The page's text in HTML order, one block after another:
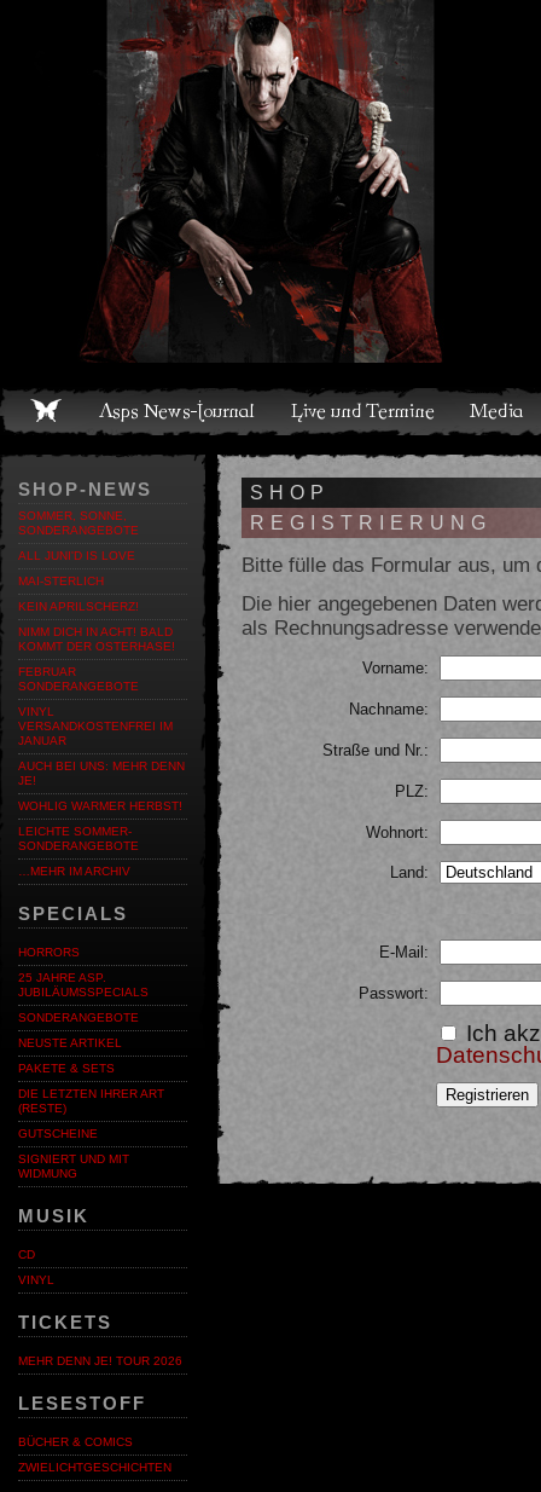
Live und Termine Media Shop Band Discografie
SHOP-NEWS
SOMMER, SONNE,
SONDERANGEBOTE
ALL JUNI'D IS LOVE
MAI-STERLICH
KEIN APRILSCHERZ!
NIMM DICH IN ACHT! BALD
KOMMT DER OSTERHASE!
FEBRUAR
SONDERANGEBOTE
VINYL
VERSANDKOSTENFREI IM
JANUAR
AUCH BEI UNS: MEHR DENN
JE!
WOHLIG WARMER HERBST!
LEICHTE SOMMER-
SONDERANGEBOTE
…MEHR IM ARCHIV
SPECIALS
HORRORS
25 JAHRE ASP.
JUBILÄUMSSPECIALS
SONDERANGEBOTE
NEUSTE ARTIKEL
PAKETE & SETS
DIE LETZTEN IHRER ART
(RESTE)
GUTSCHEINE
SIGNIERT UND MIT
WIDMUNG
MUSIK
CD
VINYL
TICKETS
MEHR DENN JE! TOUR 2026
LESESTOFF
BÜCHER & COMICS
ZWIELICHTGESCHICHTEN
SHOP
REGISTRIERUNG
Bitte fülle das Formular aus, um
Die hier angegebenen Daten
als Rechnungsadresse
Vorname:
Nachname:
Straße und Nr.:
PLZ:
Wohnort:
Land:
E-Mail:
Passwort:
Ich
Registrieren